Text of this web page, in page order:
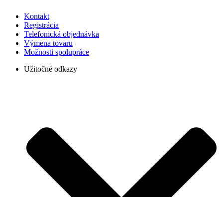
Kontakt
Registrácia
Telefonická objednávka
Výmena tovaru
Možnosti spolupráce
Užitočné odkazy